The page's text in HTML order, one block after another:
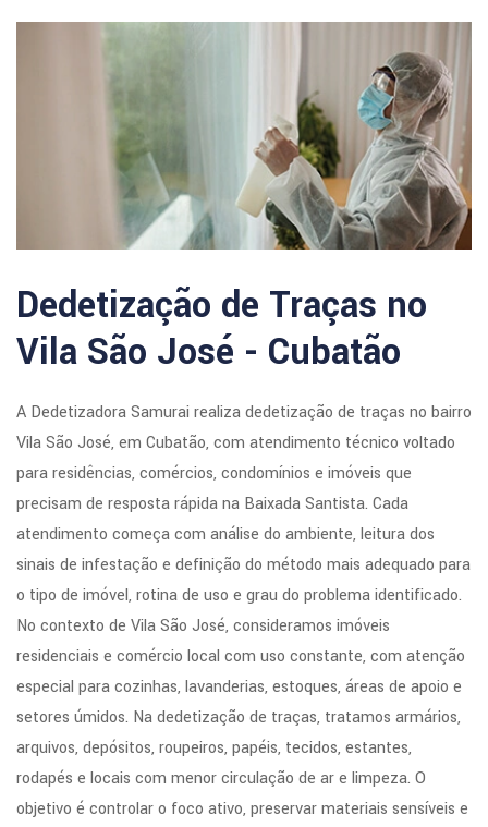
Dedetização de Traças no
Vila São José - Cubatão
A Dedetizadora Samurai realiza dedetização de traças no bairro
Vila São José, em Cubatão, com atendimento técnico voltado
para residências, comércios, condomínios e imóveis que
precisam de resposta rápida na Baixada Santista. Cada
atendimento começa com análise do ambiente, leitura dos
sinais de infestação e definição do método mais adequado para
o tipo de imóvel, rotina de uso e grau do problema identificado.
No contexto de Vila São José, consideramos imóveis
residenciais e comércio local com uso constante, com atenção
especial para cozinhas, lavanderias, estoques, áreas de apoio e
setores úmidos. Na dedetização de traças, tratamos armários,
arquivos, depósitos, roupeiros, papéis, tecidos, estantes,
rodapés e locais com menor circulação de ar e limpeza. O
objetivo é controlar o foco ativo, preservar materiais sensíveis e